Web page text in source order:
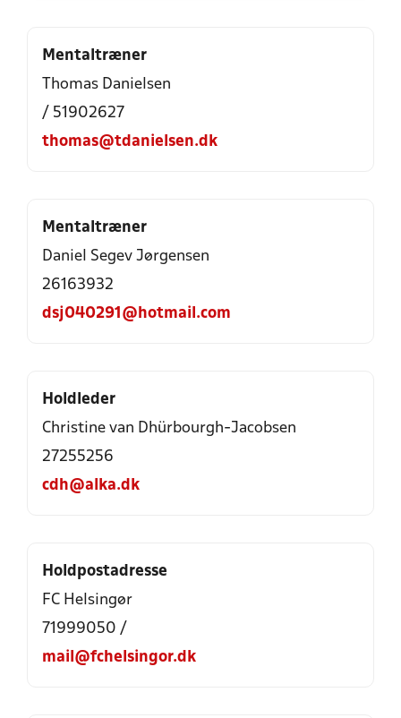
Mentaltræner
Thomas Danielsen
/ 51902627
thomas@tdanielsen.dk
Mentaltræner
Daniel Segev Jørgensen
26163932
dsj040291@hotmail.com
Holdleder
Christine van Dhürbourgh-Jacobsen
27255256
cdh@alka.dk
Holdpostadresse
FC Helsingør
71999050 /
mail@fchelsingor.dk